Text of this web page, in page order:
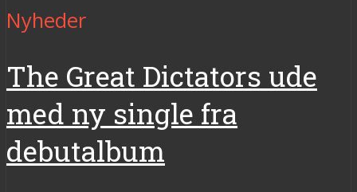
Nyheder
The Great Dictators ude
med ny single fra
debutalbum